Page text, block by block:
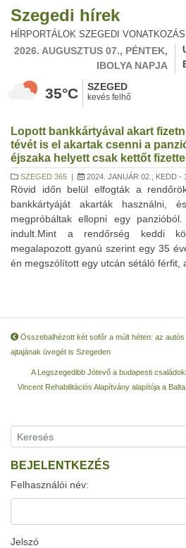
Szegedi hírek
HÍRPORTÁLOK SZEGEDI
2026. AUGUSZTUS 07., PÉNTEK,
IBOLYA NAPJA
35°C SZEGED
kevés felhő
Lopott bankkártyával akart
tévét is el akartak csenni a
éjszaka helyett csak kettőt
SZEGED 365 | 2024. JANUÁR 02., KEDD -
Rövid időn belül elfogták a
bankkártyáját akarták használni,
megpróbáltak ellopni egy
indult.Mint a rendőrség keddi
megalapozott gyanú szerint egy 35
én megszólított egy utcán sétáló férfit,
Összebalhézott két sofőr a múlt héten: az
ajtajának üvegét is Szegeden
A Legszegedibb Jótevő a budapesti
Vincent Rehabilitációs Alapítvány alapítója a
BEJELENTKEZÉS
Felhasználói név:
Jelszó